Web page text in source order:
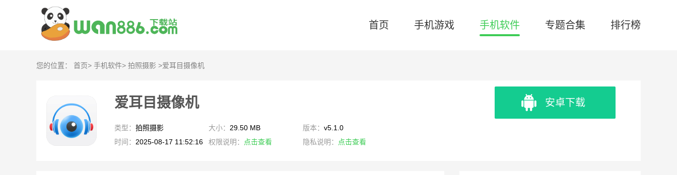
首页 手机游戏 手机软件 专题合集 排行榜
您的位置： 首页> 手机软件> 拍照摄影 >爱耳目摄像机
安卓下载
爱耳目摄像机
类型： 拍照摄影 大小： 29.50 MB 版本： v5.1.0
时间： 2025-08-17 11:52:16 权限说明： 点击查看 隐私说明： 点击查看